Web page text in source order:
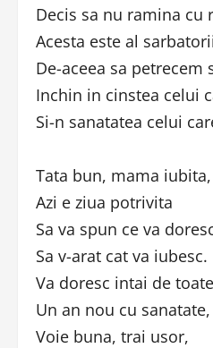
Decis sa nu ramina cu
Acesta este al
De-aceea sa petrecem
Inchin in cinstea celui
Si-n sanatatea celui
Tata bun, mama iubita,
Azi e ziua potrivita
Sa va spun ce va
Sa v-arat cat va iubesc.
Va doresc intai de
Un an nou cu sanatate,
Voie buna, trai usor,